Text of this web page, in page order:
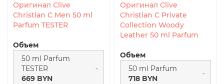
Оригинал Clive
Christian C Men 50 ml
Parfum TESTER
Объем
50 ml Parfum
TESTER
669 BYN
Оригинал Clive
Christian C Private
Collection Woody
Leather 50 ml Parfum
Объем
50 ml Parfum
718 BYN